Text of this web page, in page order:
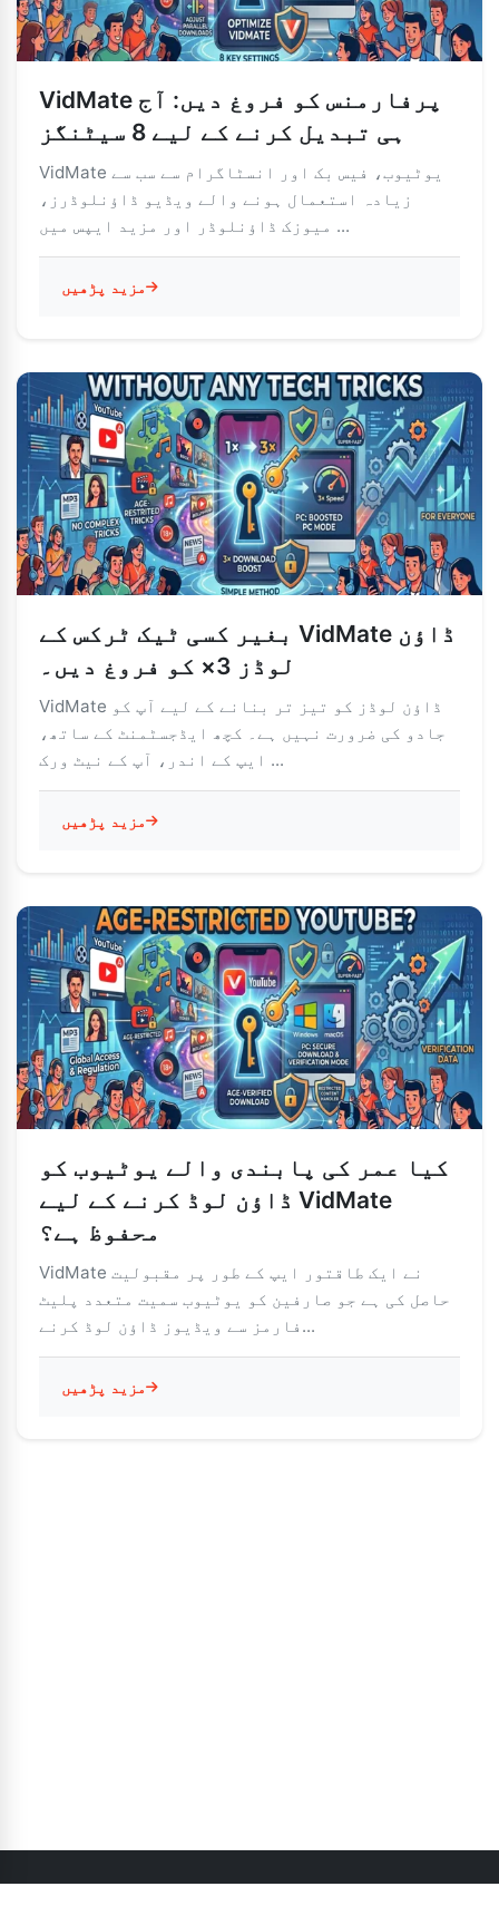
VidMate پرفارمنس کو فروغ دیں: آج
ہی تبدیل کرنے کے لیے 8 سیٹنگز
VidMate یوٹیوب، فیس بک اور انسٹاگرام سے سب سے
زیادہ استعمال ہونے والے ویڈیو ڈاؤنلوڈرز،
میوزک ڈاؤنلوڈر اور مزید ایپس میں ...
مزید پڑھیں
بغیر کسی ٹیک ٹرکس کے VidMate ڈاؤن
لوڈز 3× کو فروغ دیں۔
VidMate ڈاؤن لوڈز کو تیز تر بنانے کے لیے آپ کو
جادو کی ضرورت نہیں ہے۔ کچھ ایڈجسٹمنٹ کے ساتھ،
ایپ کے اندر، آپ کے نیٹ ورک ...
مزید پڑھیں
کیا عمر کی پابندی والے یوٹیوب کو
ڈاؤن لوڈ کرنے کے لیے VidMate
محفوظ ہے؟
VidMate نے ایک طاقتور ایپ کے طور پر مقبولیت
حاصل کی ہے جو صارفین کو یوٹیوب سمیت متعدد پلیٹ
فارمز سے ویڈیوز ڈاؤن لوڈ کرنے...
مزید پڑھیں